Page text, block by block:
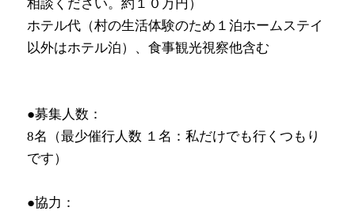
相談ください。約１０万円）
ホテル代（村の生活体験のため１泊ホームステイ
以外はホテル泊）、食事観光視察他含む
●募集人数：
8名（最少催行人数 １名：私だけでも行くつもり
です）
●協力：